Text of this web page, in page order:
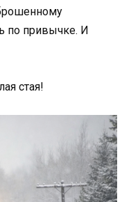
по привычке. И
стая!